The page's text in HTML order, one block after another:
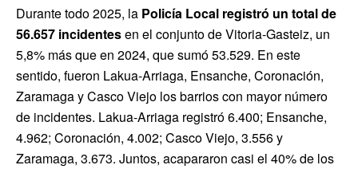
Durante todo 2025, la Policía Local registró un total de
56.657 incidentesen el conjunto de Vitoria-Gasteiz, un
5,8% más que en 2024, que sumó 53.529. En este
sentido, fueron Lakua-Arriaga, Ensanche, Coronación,
Zaramaga y Casco Viejo los barrios con mayor número
de incidentes. Lakua-Arriaga registró 6.400; Ensanche,
4.962; Coronación, 4.002; Casco Viejo, 3.556 y
Zaramaga, 3.673. Juntos, acapararon casi el 40% de los